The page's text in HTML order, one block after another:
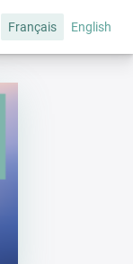
Français English